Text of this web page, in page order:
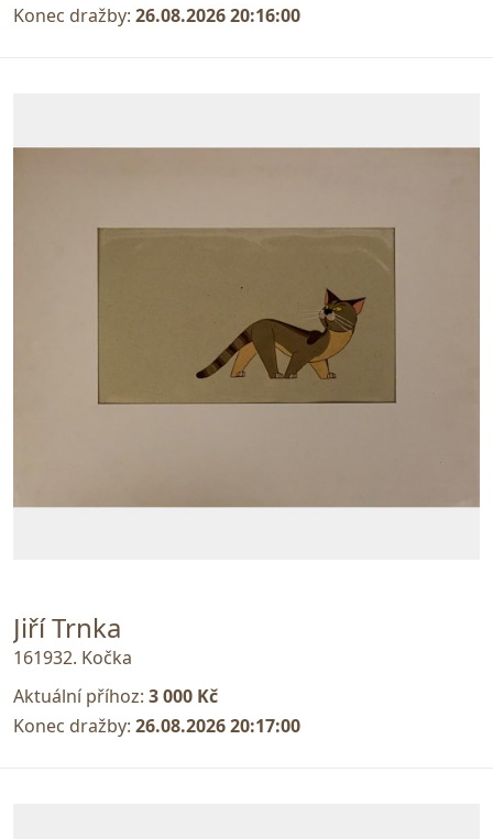
Konec dražby: 26.08.2026 20:16:00
Jiří Trnka
161932. Kočka
Aktuální příhoz: 3 000 Kč
Konec dražby: 26.08.2026 20:17:00